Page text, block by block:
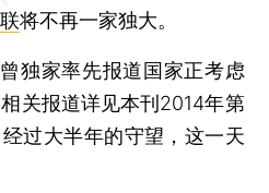
将不再一家独大。
家率先报道国家正考虑
关报道详见本刊2014年第
经过大半年的守望，这一天